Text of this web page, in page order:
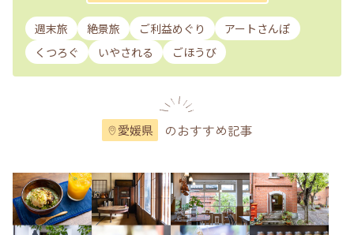
週末旅 絶景旅 ご利益めぐり
アートさんぽ
くつろぐ
いやされる ごほうび
愛媛県 のおすすめ記事